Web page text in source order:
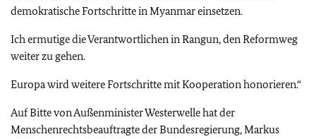
demokratische Fortschritte in Myanmar einsetzen.
Ich ermutige die Verantwortlichen in Rangun, den Reformweg
weiter zu gehen.
Europa wird weitere Fortschritte mit Kooperation honorieren.“
Auf Bitte von Außenminister Westerwelle hat der
Menschenrechtsbeauftragte der Bundesregierung, Markus